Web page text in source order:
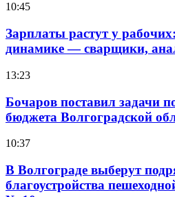
10:45
Зарплаты растут у
динамике — сварщики,
13:23
Бочаров поставил задачи
бюджета Волгоградской
10:37
В Волгограде выберут
благоустройства